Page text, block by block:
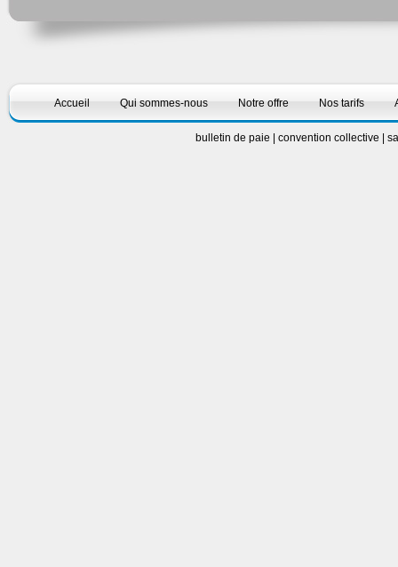
Accueil Qui sommes-nous Notre offre Nos tarifs
bulletin de paie | convention collective |